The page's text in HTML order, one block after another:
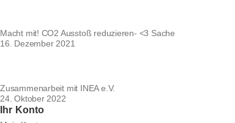
Macht mit! CO2 Ausstoß reduzieren- <3 Sache
16. Dezember 2021
Zusammenarbeit mit INEA e.V.
24. Oktober 2022
Ihr Konto